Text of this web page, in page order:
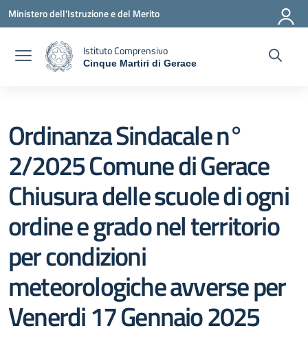
Vai ai contenuti
Vai al menu di navigazione
Vai al footer
Ministero dell'Istruzione e del Merito
Istituto Comprensivo
Cinque Martiri di Gerace
Ordinanza Sindacale n°
2/2025 Comune di Gerace
Chiusura delle scuole di ogni
ordine e grado nel territorio
per condizioni
meteorologiche avverse per
Venerdi 17 Gennaio 2025